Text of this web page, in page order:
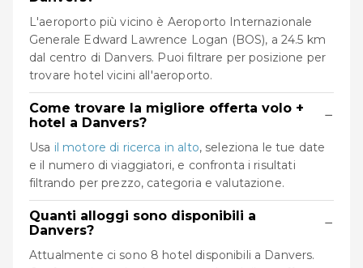
L'aeroporto più vicino è Aeroporto Internazionale
Generale Edward Lawrence Logan (BOS), a 24.5 km
dal centro di Danvers. Puoi filtrare per posizione per
trovare hotel vicini all'aeroporto.
Come trovare la migliore offerta volo +
hotel a Danvers?
−
Usa il motore di ricerca in alto, seleziona le tue date
e il numero di viaggiatori, e confronta i risultati
filtrando per prezzo, categoria e valutazione.
Quanti alloggi sono disponibili a
Danvers?
−
Attualmente ci sono 8 hotel disponibili a Danvers.